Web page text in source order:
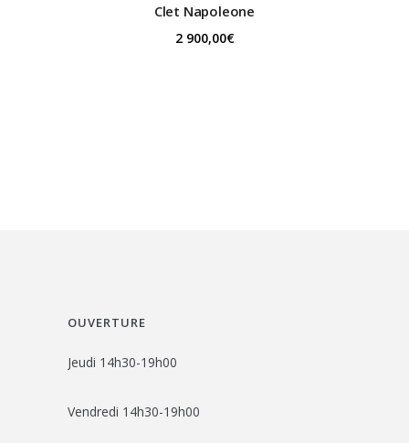
Clet Napoleone
2 900,00€
OUVERTURE
Jeudi 14h30-19h00
Vendredi 14h30-19h00